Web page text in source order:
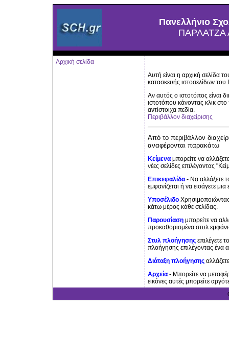
Πανελλήνιο
ΠΑΡΛΑΤΖΑ
Αρχική σελίδα
Αυτή είναι η αρχική σελίδα
κατασκευής ιστοσελίδων του
Αν αυτός ο ιστοτόπος είναι
ιστοτόπου κάνοντας κλικ
αντίστοιχα πεδία.
Περιβάλλον διαχείρισης
Από το περιβάλλον
αναφέρονται παρακάτω
Κείμενα μπορείτε να
νέες σελίδες επιλέγοντας
Επικεφαλίδα -Να αλλάξετε
εμφανίζεται ή να εισάγετε
Υποσέλιδο
κάτω μέρος κάθε σελίδας.
Παρουσίασημπορείτε να
προκαθορισμένα στυλ
Στυλ πλοήγησηςεπιλέγετε
πλοήγησης επιλέγοντας
Διάταξη πλοήγησης
Αρχεία- Μπορείτε να
εικόνες αυτές μπορείτε